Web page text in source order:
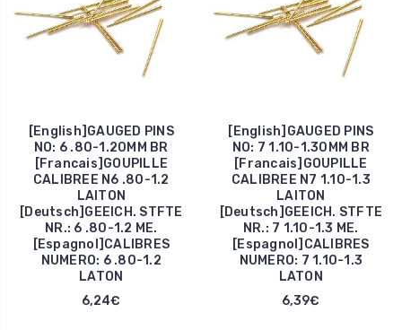
[English]GAUGED PINS
NO: 6 .80-1.20MM BR
[Francais]GOUPILLE
CALIBREE N6 .80-1.2
LAITON
[Deutsch]GEEICH. STFTE
NR.: 6 .80-1.2 ME.
[Espagnol]CALIBRES
NUMERO: 6 .80-1.2
LATON
6,24€
[English]GAUGED PINS
NO: 7 1.10-1.30MM BR
[Francais]GOUPILLE
CALIBREE N7 1.10-1.3
LAITON
[Deutsch]GEEICH. STFTE
NR.: 7 1.10-1.3 ME.
[Espagnol]CALIBRES
NUMERO: 7 1.10-1.3
LATON
6,39€